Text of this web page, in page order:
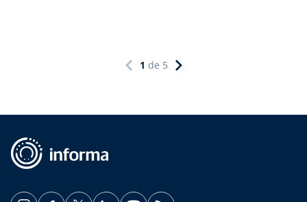
1 de 5